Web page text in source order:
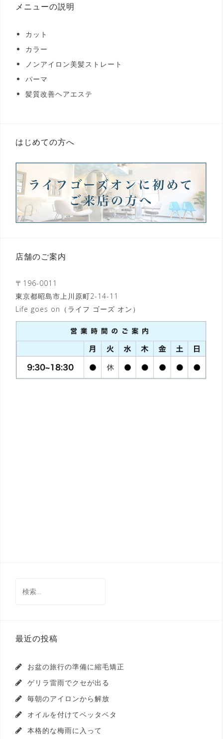
メニューの説明
カット
カラー
ノンアイロン美髪ストレート
パーマ
髪質改善ヘアエステ
はじめての方へ
店舗のご案内
〒196-0011
東京都昭島市上川原町2-14-11
Life goes on（ライフ ゴーズ オン）
索:
最近の投稿
お盆の旅行の準備に縮毛矯正
ゲリラ雷雨でクセが出る
毎朝のアイロンから解放
オイルを付けてベッタベタ
本格的な梅雨に入って